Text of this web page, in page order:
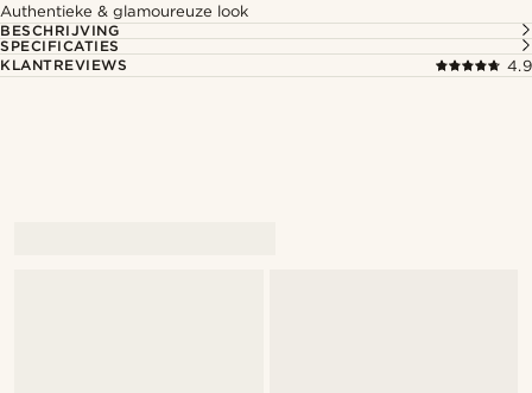
Authentieke & glamoureuze look
BESCHRIJVING
SPECIFICATIES
KLANTREVIEWS
4.9